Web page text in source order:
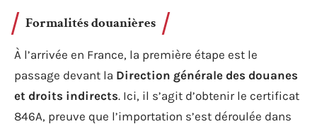
Formalités douanières
À l’arrivée en France, la première étape est le
passage devant la Direction générale des douanes
et droits indirects. Ici, il s’agit d’obtenir le certificat
846A, preuve que l’importation s’est déroulée dans